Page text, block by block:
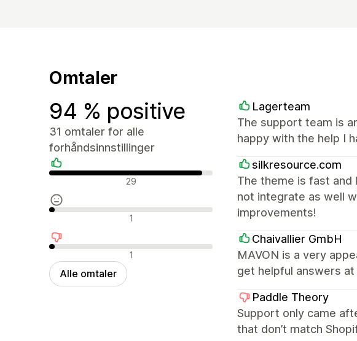
Omtaler
94 % positive
31 omtaler for alle
forhåndsinnstillinger
Positive omtaler 29
Nøytrale omtaler 1
Negative omtaler 1
Alle omtaler
Lagerteam
The support team is
happy with the help I
silkresource.com
The theme is fast
not integrate as well
improvements!
Chaivallier GmbH
MAVON is a very
get helpful answers
Paddle Theory
Support only came
that don’t match